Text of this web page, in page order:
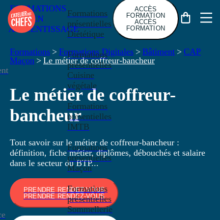
FORMATIONS
EN
APPRENTISSAGE
Formations
présentielles
Diététique
Formations
présentielles
Cuisine
végétale
Formations
présentielles
IMTB
Formations
présentielles
Maçon
Formations
présentielles
Sommellerie
ACCÈS
FORMATION
ACCÈS
FORMATION
Formations > Formations Digitales > Bâtiment > CAP
Maçon > Le métier de coffreur-bancheur
Le métier de coffreur-
bancheur
Tout savoir sur le métier de coffreur-bancheur :
définition, fiche métier, diplômes, débouchés et salaire
dans le secteur du BTP...
PRENDRE RENDEZ-VOUS
PRENDRE RENDEZ-VOUS